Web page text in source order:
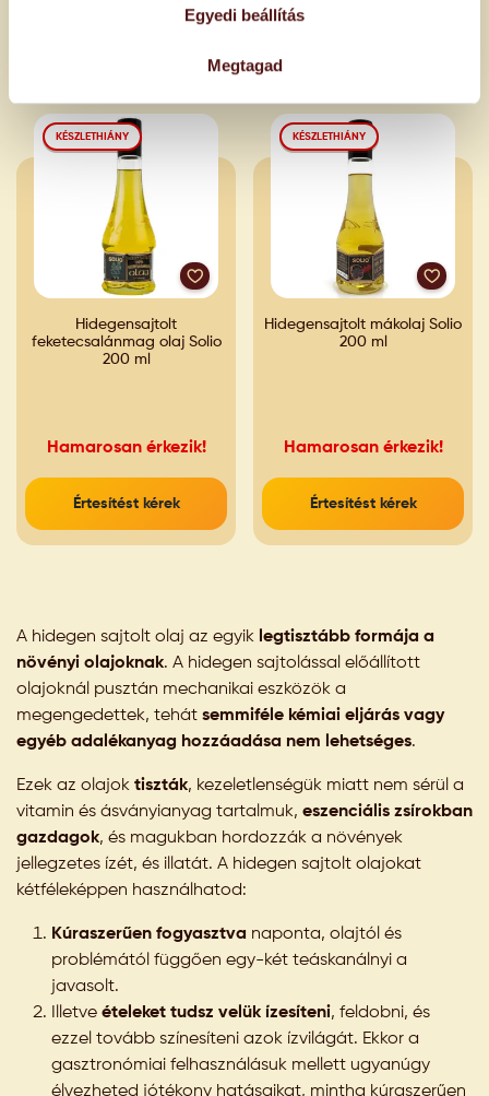
Egyedi beállítás
Megtagad
KÉSZLETHIÁNY
Hidegensajtolt
feketecsalánmag olaj Solio
200 ml
Hamarosan érkezik!
Értesítést kérek
KÉSZLETHIÁNY
Hidegensajtolt mákolaj Solio
200 ml
Hamarosan érkezik!
Értesítést kérek
A hidegen sajtolt olaj az egyik legtisztább formája a
növényi olajoknak. A hidegen sajtolással előállított
olajoknál pusztán mechanikai eszközök a
megengedettek, tehát semmiféle kémiai eljárás vagy
egyéb adalékanyag hozzáadása nem lehetséges.
Ezek az olajok tiszták, kezeletlenségük miatt nem sérül a
vitamin és ásványianyag tartalmuk, eszenciális zsírokban
gazdagok, és magukban hordozzák a növények
jellegzetes ízét, és illatát. A hidegen sajtolt olajokat
kétféleképpen használhatod:
Kúraszerűen fogyasztva naponta, olajtól és
problémától függően egy-két teáskanálnyi a
javasolt.
Illetve ételeket tudsz velük ízesíteni, feldobni, és
ezzel tovább színesíteni azok ízvilágát. Ekkor a
gasztronómiai felhasználásuk mellett ugyanúgy
élvezheted jótékony hatásaikat, mintha kúraszerűen